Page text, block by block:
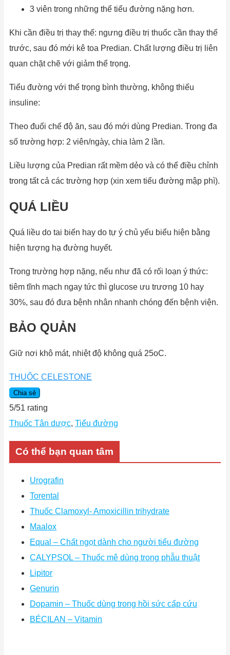
3 viên trong những thể tiểu đường nặng hơn.
Khi cần điều trị thay thế: ngưng điều trị thuốc cần thay thế
trước, sau đó mới kê toa Predian. Chất lượng điều trị liên
quan chặt chẽ với giảm thể trọng.
Tiểu đường với thể trọng bình thường, không thiếu
insuline:
Theo đuổi chế độ ăn, sau đó mới dùng Predian. Trong đa
số trường hợp: 2 viên/ngày, chia làm 2 lần.
Liều lượng của Predian rất mềm dẻo và có thể điều chỉnh
trong tất cả các trường hợp (xin xem tiểu đường mập phì).
QUÁ LIỀU
Quá liều do tai biến hay do tự ý chủ yếu biểu hiện bằng
hiện tượng hạ đường huyết.
Trong trường hợp nặng, nếu như đã có rối loạn ý thức:
tiêm tĩnh mạch ngay tức thì glucose ưu trương 10 hay
30%, sau đó đưa bệnh nhân nhanh chóng đến bệnh viện.
BẢO QUẢN
Giữ nơi khô mát, nhiệt độ không quá 25oC.
THUỐC CELESTONE
Chia sẻ
5/51 rating
Thuốc Tân dược, Tiểu đường
Có thể bạn quan tâm
Urografin
Torental
Thuốc Clamoxyl- Amoxicillin trihydrate
Maalox
Equal – Chất ngọt dành cho người tiểu đường
CALYPSOL – Thuốc mê dùng trong phẫu thuật
Lipitor
Genurin
Dopamin – Thuốc dùng trong hồi sức cấp cứu
BÉCILAN – Vitamin